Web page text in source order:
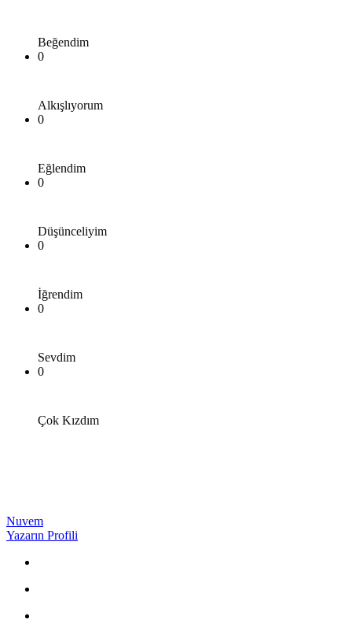
Beğendim
0
Alkışlıyorum
0
Eğlendim
0
Düşünceliyim
0
İğrendim
0
Sevdim
0
Çok Kızdım
Nuvem
Yazarın Profili